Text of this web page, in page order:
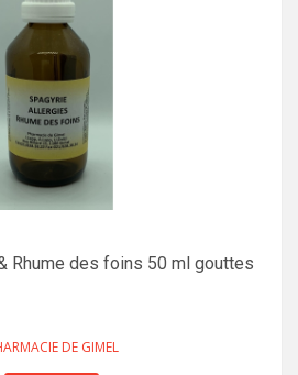
Rhume des foins 50 ml gouttes
DE GIMEL